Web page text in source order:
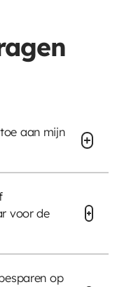
aan mijn
voor de
op